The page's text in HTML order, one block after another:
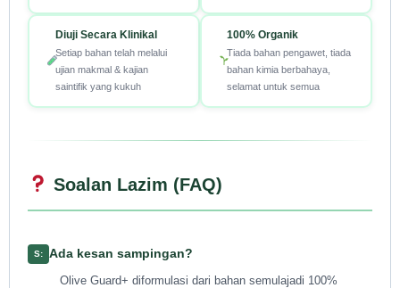
Diuji Secara Klinikal
Setiap bahan telah melalui
ujian makmal & kajian
saintifik yang kukuh
100% Organik
Tiada bahan pengawet, tiada
bahan kimia berbahaya,
selamat untuk semua
Soalan Lazim (FAQ)
Ada kesan sampingan?
Olive Guard+ diformulasi dari bahan semulajadi 100%